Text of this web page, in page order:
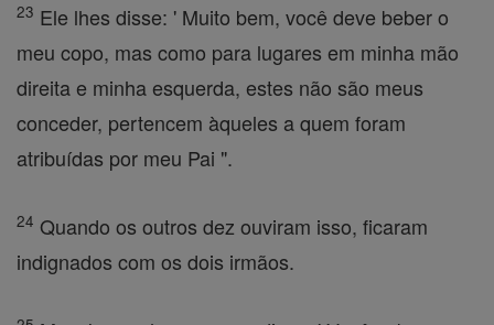
23 Ele lhes disse: ' Muito bem, você deve beber o
meu copo, mas como para lugares em minha mão
direita e minha esquerda, estes não são meus
conceder, pertencem àqueles a quem foram
atribuídas por meu Pai ".
24 Quando os outros dez ouviram isso, ficaram
indignados com os dois irmãos.